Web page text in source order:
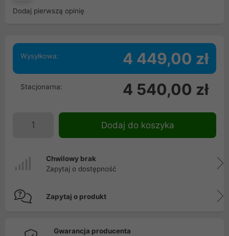
Dodaj pierwszą opinię
Wysyłkowa: 4 449,00 zł
Stacjonarna: 4 540,00 zł
Dodaj do koszyka
Chwilowy brak
Zapytaj o dostępność
Zapytaj o produkt
Gwarancja producenta